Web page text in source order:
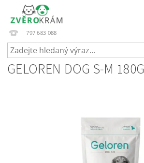
797 683 088
GELOREN DOG S-M 180G